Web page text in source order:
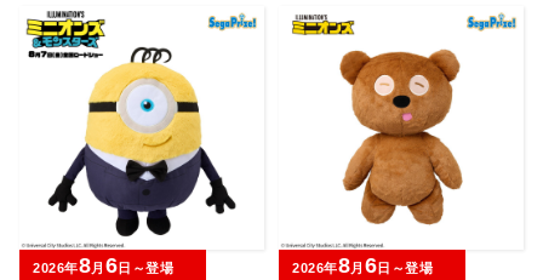
2026年8月 6日～登場 2026年8月 6日～登場